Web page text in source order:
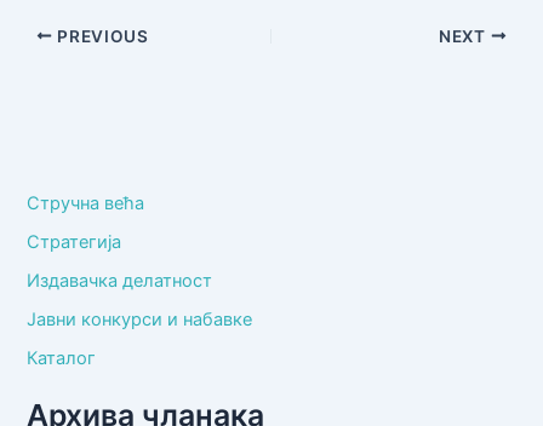
Јелена“
PREVIOUS NEXT
Стручна већа
Стратегија
Издавачка делатност
Јавни конкурси и набавке
Каталог
Архива чланака